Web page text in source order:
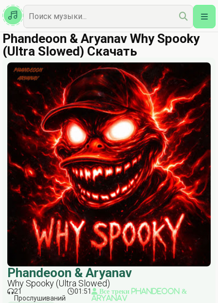
Казахская
Наш Топ
Phandeoon & Aryanav Why Spooky
(Ultra Slowed) Скачать
Phandeoon & Aryanav
Why Spooky (Ultra Slowed)
21
Прослушиваний
01:51
Все треки Phandeoon &
Aryanav